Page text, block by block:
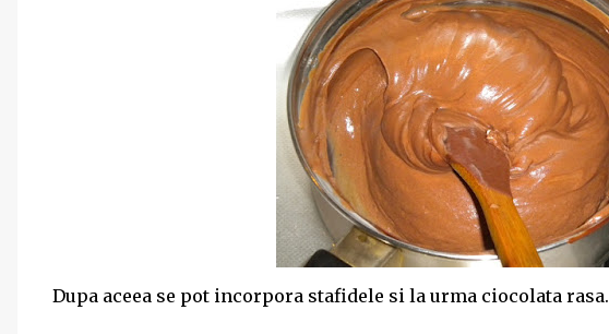
Dupa aceea se pot incorpora stafidele si la urma ciocolata rasa.